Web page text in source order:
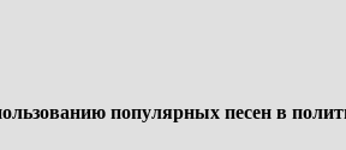
популярных песен в